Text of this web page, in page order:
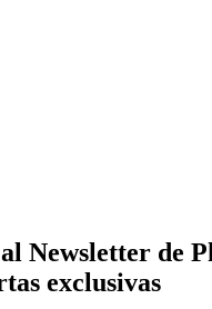
Newsletter de
exclusivas